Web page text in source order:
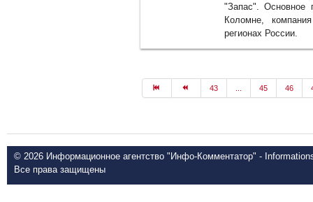
"Запас". Основное
Коломне,
регионах России.
43 45 46
© 2026 Информационное агентство "Инфо-Комментатор" -
Все права защищены